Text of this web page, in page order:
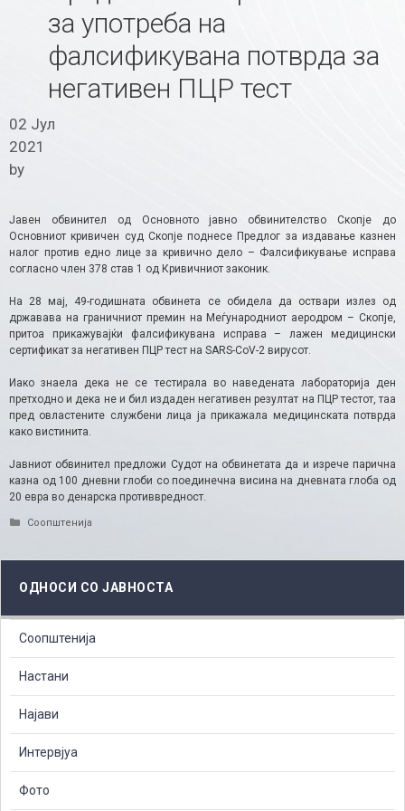
за употреба на
фалсификувана потврда за
негативен ПЦР тест
02 Јул
2021
by
Јавен обвинител од Основното јавно обвинителство Скопје до
Основниот кривичен суд Скопје поднесе Предлог за издавање казнен
налог против едно лице за кривично дело – Фалсификување исправа
согласно член 378 став 1 од Кривичниот законик.
На 28 мај, 49-годишната обвинета се обидела да оствари излез од
државава на граничниот премин на Меѓународниот аеродром – Скопје,
притоа прикажувајќи фалсификувана исправа – лажен медицински
сертификат за негативен ПЦР тест на SARS-CoV-2 вирусот.
Иако знаела дека не се тестирала во наведената лабораторија ден
претходно и дека не и бил издаден негативен резултат на ПЦР тестот, таа
пред овластените службени лица ја прикажала медицинската потврда
како вистинита.
Јавниот обвинител предложи Судот на обвинетата да и изрече парична
казна од 100 дневни глоби со поединечна висина на дневната глоба од
20 евра во денарска противвредност.
Categories
Соопштенија
ОДНОСИ СО ЈАВНОСТА
Соопштенија
Настани
Најави
Интервјуа
Фото